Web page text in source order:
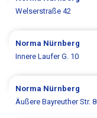
Welserstraße 42
Norma Nürnberg
Innere Laufer G. 10
Norma Nürnberg
Äußere Bayreuther Str.